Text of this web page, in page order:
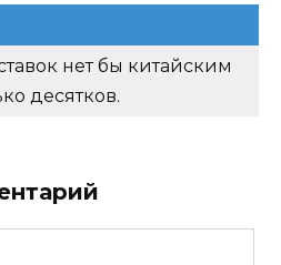
нет бы китайским
десятков.